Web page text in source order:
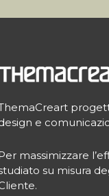
e
massimizzare
su misura